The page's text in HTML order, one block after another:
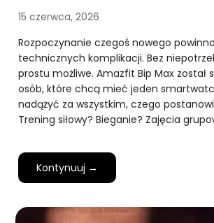
15 czerwca, 2026
Rozpoczynanie czegoś nowego
technicznych komplikacji. Bez
prostu możliwe. Amazfit Bip Max został
osób, które chcą mieć jeden
nadążyć za wszystkim, czego
Trening siłowy? Bieganie? Zajęcia
Kontynuuj →